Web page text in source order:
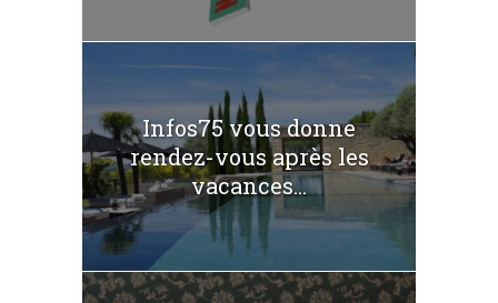
Infos75 vous donne
rendez-vous après les
vacances...